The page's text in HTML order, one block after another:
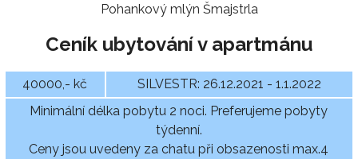
Pohankový mlýn Šmajstrla
Ceník ubytování v apartmánu
40000,- kč
SILVESTR: 26.12.2021 - 1.1.2022
Minimální délka pobytu 2 noci. Preferujeme pobyty
týdenní.
Ceny jsou uvedeny za chatu při obsazenosti max.4